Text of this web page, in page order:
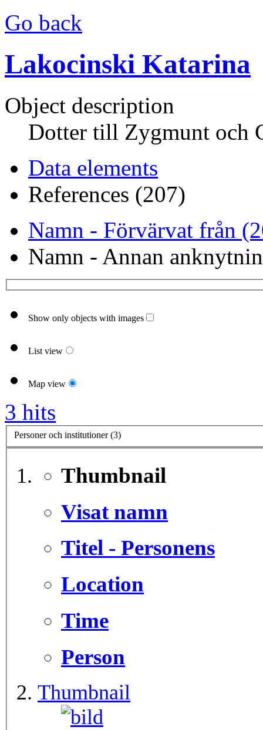
Go back
Lakocinski Katarina
Object description
Dotter till Zygmunt och
Data elements
References (207)
Namn - Förvärvat från
Namn - Annan
Show only objects with images
List view
Map view
3 hits
Personer och institutioner (3)
Thumbnail
Visat namn
Titel - Personens
Location
Time
Person
Thumbnail